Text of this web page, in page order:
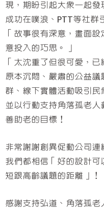
現，期盼引起大眾一起發
成功在噗浪、PTT等社群
「故事很有深意，畫面
意投入的巧思。」
「太沈重了但很可愛，
原本沉悶、嚴肅的公益議
群、線下實體活動吸引民
並以行動支持角落孤老
善助老的目標！
非常謝謝創異促動公司連
我們都相信「好的設計
短跟高齡議題的距離」！
感謝支持弘道、角落孤老